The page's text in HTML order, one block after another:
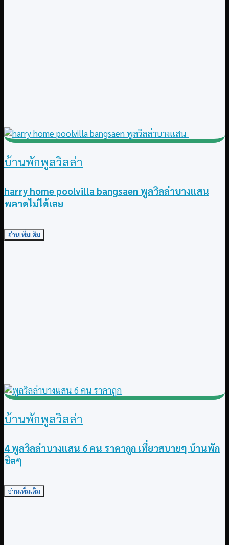
บ้านพักพูลวิลล่า
harry home poolvilla bangsaen พูลวิลล่าบางแสน
พลาดไม่ได้เลย
อ่านเพิ่มเติม
บ้านพักพูลวิลล่า
4 พูลวิลล่าบางแสน 6 คน ราคาถูก เที่ยวสบายๆ บ้านพัก
ชิลๆ
อ่านเพิ่มเติม